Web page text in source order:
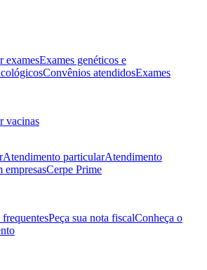
examesExames genéticos e
Convênios atendidosExames
vacinas
Atendimento particularAtendimento
empresasCerpe Prime
frequentesPeça sua nota fiscalConheça o